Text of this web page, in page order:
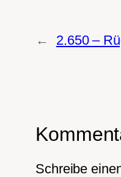
← 2.650 –
Schreibe